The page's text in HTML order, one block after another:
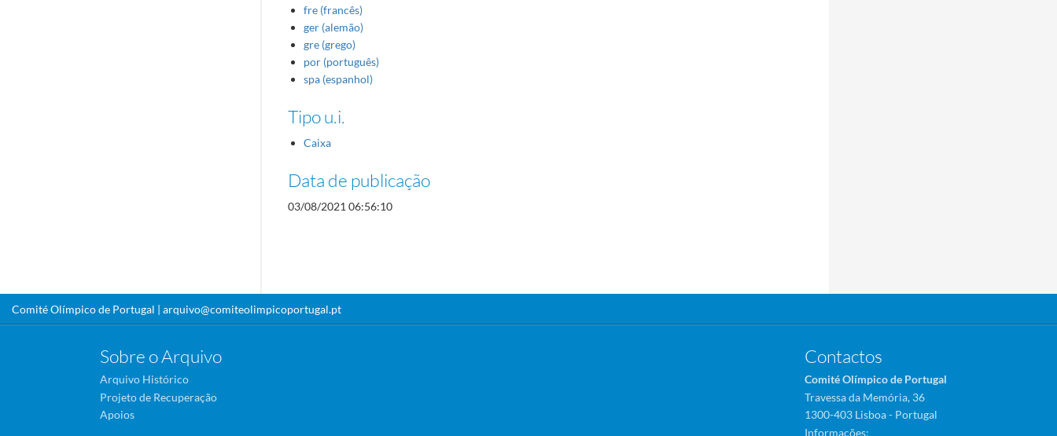
fre (francês)
ger (alemão)
gre (grego)
por (português)
spa (espanhol)
Tipo u.i.
Caixa
Data de publicação
03/08/2021 06:56:10
Comité Olímpico de Portugal | arquivo@comiteolimpicoportugal.pt
Sobre o Arquivo
Arquivo Histórico
Projeto de Recuperação
Apoios
Contactos
Comité Olímpico de Portugal
Travessa da Memória, 36
1300-403 Lisboa - Portugal
Informações: